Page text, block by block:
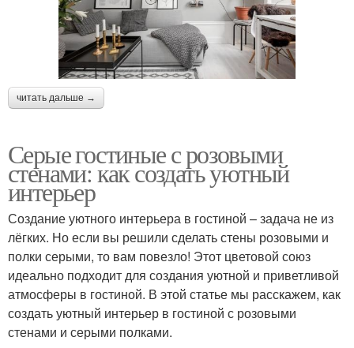
читать дальше →
Серые гостиные с розовыми
стенами: как создать уютный
интерьер
Создание уютного интерьера в гостиной – задача не из
лёгких. Но если вы решили сделать стены розовыми и
полки серыми, то вам повезло! Этот цветовой союз
идеально подходит для создания уютной и приветливой
атмосферы в гостиной. В этой статье мы расскажем, как
создать уютный интерьер в гостиной с розовыми
стенами и серыми полками.